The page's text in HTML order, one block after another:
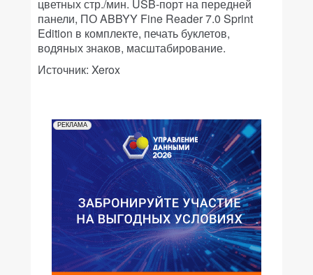
цветных стр./мин. USB-порт на передней
панели, ПО ABBYY Fine Reader 7.0 Sprint
Edition в комплекте, печать буклетов,
водяных знаков, масштабирование.
Источник: Xerox
РЕКЛАМА